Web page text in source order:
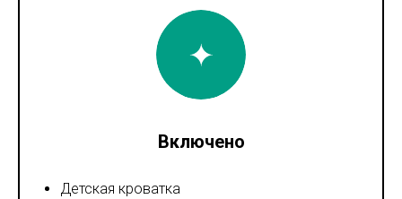
Включено
Детская кроватка